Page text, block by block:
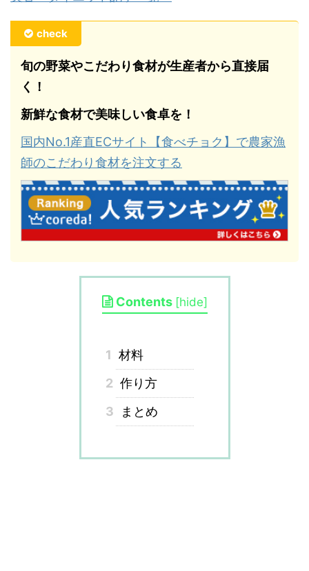
check
旬の野菜やこだわり食材が生産者から直接届
く！
新鮮な食材で美味しい食卓を！
国内No.1産直ECサイト【食べチョク】で農家漁
師のこだわり食材を注文する
Contents [hide]
1 材料
2 作り方
3
まとめ